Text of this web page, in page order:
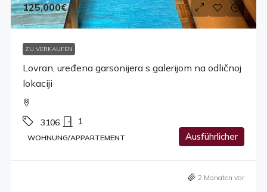
125,000€
ZU VERKAUFEN
Lovran, uređena garsonijera s galerijom na odličnoj
lokaciji
3106 1
WOHNUNG/APPARTEMENT Ausführlicher
2 Monaten vor